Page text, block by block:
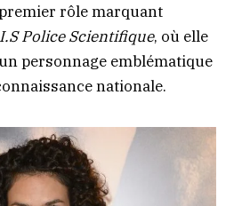
rôle marquant
Police Scientifique, où elle
personnage emblématique
nationale.